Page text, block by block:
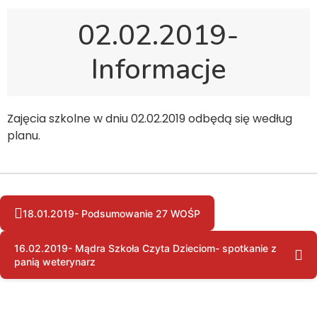
02.02.2019-
Informacje
Zajęcia szkolne w dniu 02.02.2019 odbędą się według
planu.
18.01.2019- Podsumowanie 27 WOŚP
16.02.2019- Mądra Szkoła Czyta Dzieciom- spotkanie z
panią weterynarz